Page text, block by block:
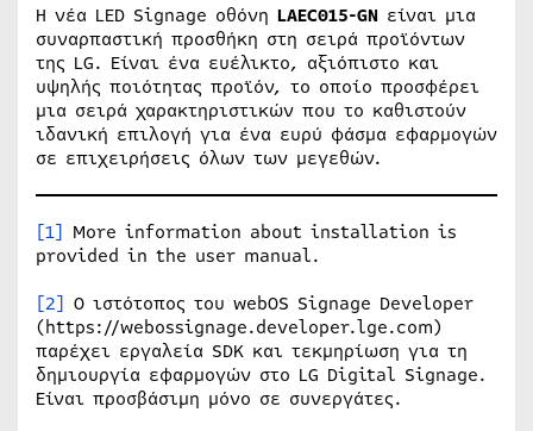
Η νέα LED Signage οθόνη LAEC015-GN είναι μια
συναρπαστική προσθήκη στη σειρά προϊόντων
της LG. Είναι ένα ευέλικτο, αξιόπιστο και
υψηλής ποιότητας προϊόν, το οποίο προσφέρει
μια σειρά χαρακτηριστικών που το καθιστούν
ιδανική επιλογή για ένα ευρύ φάσμα εφαρμογών
σε επιχειρήσεις όλων των μεγεθών.
[1] More information about installation is
provided in the user manual.
[2] Ο ιστότοπος του webOS Signage Developer
(https://webossignage.developer.lge.com)
παρέχει εργαλεία SDK και τεκμηρίωση για τη
δημιουργία εφαρμογών στο LG Digital Signage.
Είναι προσβάσιμη μόνο σε συνεργάτες.